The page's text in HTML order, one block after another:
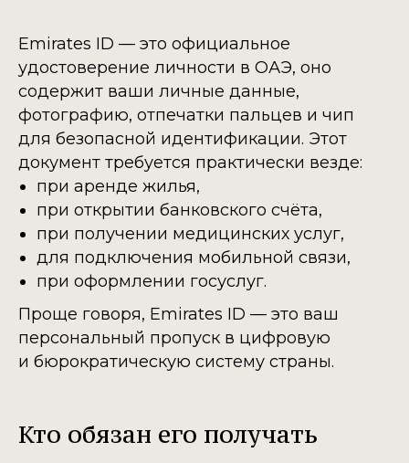
Emirates ID — это официальное
удостоверение личности в ОАЭ, оно
содержит ваши личные данные,
фотографию, отпечатки пальцев и чип
для безопасной идентификации. Этот
документ требуется практически везде:
при аренде жилья,
при открытии банковского счёта,
при получении медицинских услуг,
для подключения мобильной связи,
при оформлении госуслуг.
Проще говоря, Emirates ID — это ваш
персональный пропуск в цифровую
и бюрократическую систему страны.
Кто обязан его получать